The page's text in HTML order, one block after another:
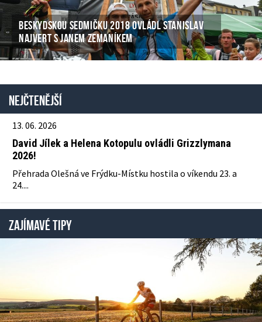
BESKYDSKOU SEDMIČKU 2018 OVLÁDL STANISLAV
NAJVERT S JANEM ZEMANÍKEM
Nejčtenější
13. 06. 2026
David Jílek a Helena Kotopulu ovládli Grizzlymana
2026!
Přehrada Olešná ve Frýdku-Místku hostila o víkendu 23. a
24....
ZAJÍMAVÉ TIPY